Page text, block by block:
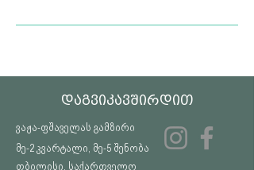
დაგვიკავშირდით
ვაჟა-ფშაველას გამზირი
მე-2 კვარტალი, მე-5 შენობა
თბილისი, საქართველო